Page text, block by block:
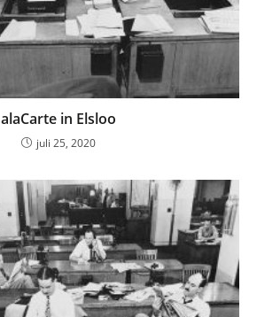
alaCarte in Elsloo
juli 25, 2020